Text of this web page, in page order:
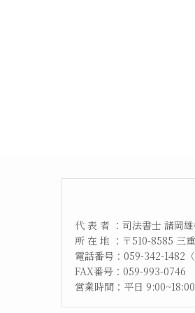
代 表 者 ：司法書士 諸岡
所 在 地 ：〒510-8585 三
電話番号：059-342-1482
FAX番号：059-993-0746
営業時間：平日